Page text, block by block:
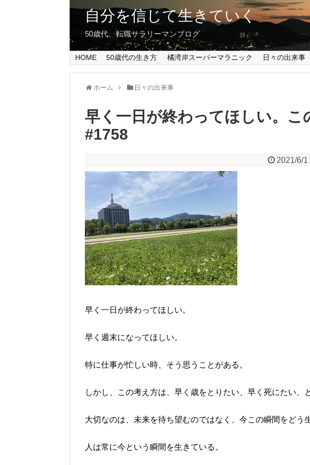
自分を信じて生きていく
50歳代、転職サラリーマンブログ
HOME 50歳代の生き方 橘湾岸スーパーマラニック 日々の出来事
ホーム 日々の出来事
早く一日が終わってほしい。こ
#1758
2021/6/1
早く一日が終わってほしい。
早く週末になってほしい。
特に仕事が忙しい時、そう思うことがある。
しかし、この考え方は、早く歳をとりたい、早く死にたい、
大切なのは、未来を待ち望むのではなく、今この瞬間をどう
人は常に今という瞬間を生きている。